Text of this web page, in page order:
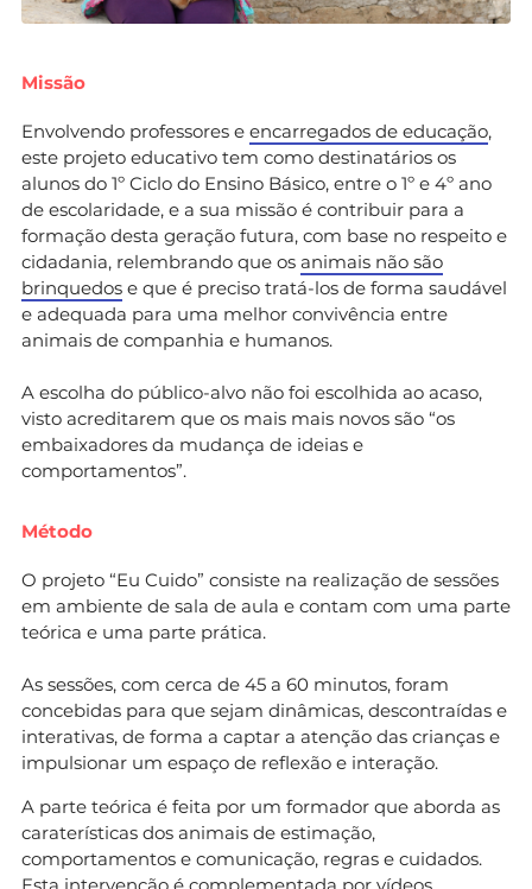
Missão
Envolvendo professores e encarregados de educação,
este projeto educativo tem como destinatários os
alunos do 1º Ciclo do Ensino Básico, entre o 1º e 4º ano
de escolaridade, e a sua missão é contribuir para a
formação desta geração futura, com base no respeito e
cidadania, relembrando que os animais não são
brinquedos e que é preciso tratá-los de forma saudável
e adequada para uma melhor convivência entre
animais de companhia e humanos.
A escolha do público-alvo não foi escolhida ao acaso,
visto acreditarem que os mais mais novos são “os
embaixadores da mudança de ideias e
comportamentos”.
Método
O projeto “Eu Cuido” consiste na realização de sessões
em ambiente de sala de aula e contam com uma parte
teórica e uma parte prática.
As sessões, com cerca de 45 a 60 minutos, foram
concebidas para que sejam dinâmicas, descontraídas e
interativas, de forma a captar a atenção das crianças e
impulsionar um espaço de reflexão e interação.
A parte teórica é feita por um formador que aborda as
caraterísticas dos animais de estimação,
comportamentos e comunicação, regras e cuidados.